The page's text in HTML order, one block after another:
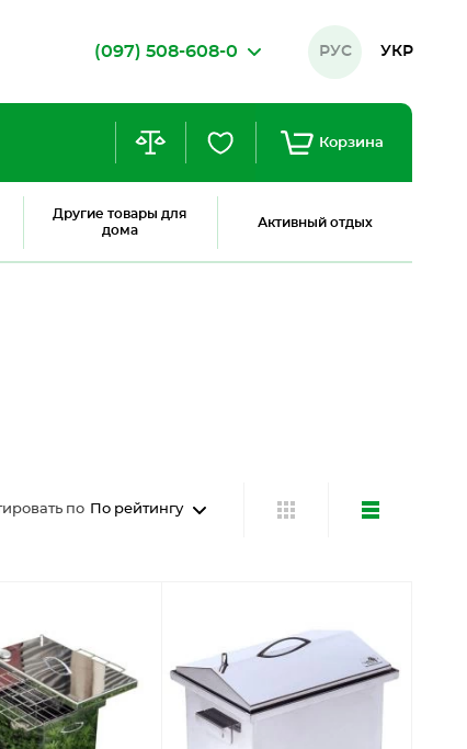
РУС УКР
Другие товары для
дома
Активный отдых
(097) 508-608-0
Корзина
по По рейтингу